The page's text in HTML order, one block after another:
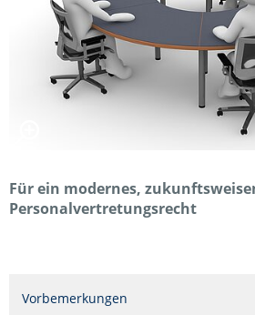
Für ein modernes,
Personalvertretungsrecht
Vorbemerkungen